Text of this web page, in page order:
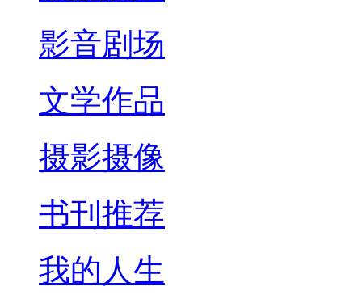
影音剧场
文学作品
摄影摄像
书刊推荐
我的人生